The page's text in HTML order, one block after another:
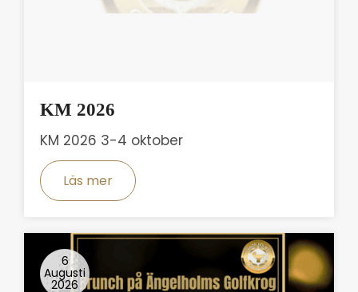
KM 2026
KM 2026 3-4 oktober
Läs mer
6
Augusti
2026